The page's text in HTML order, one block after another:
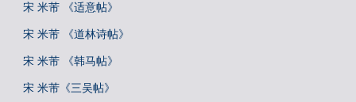
宋 米芾 《适意帖》
宋 米芾 《道林诗帖》
宋 米芾 《韩马帖》
宋 米芾《三吴帖》